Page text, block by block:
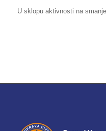
U sklopu aktivnosti na